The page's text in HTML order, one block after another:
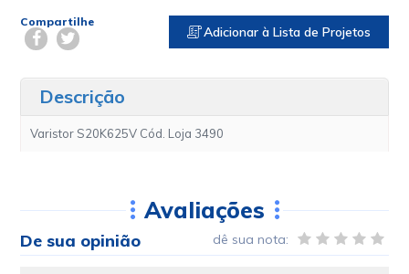
Compartilhe
Adicionar à Lista de Projetos
Descrição
Varistor S20K625V Cód. Loja 3490
Avaliações
De sua opinião dê sua nota: